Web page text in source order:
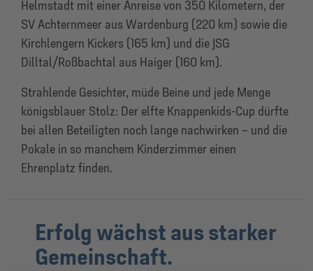
Helmstadt mit einer Anreise von 350 Kilometern, der
SV Achternmeer aus Wardenburg (220 km) sowie die
Kirchlengern Kickers (165 km) und die JSG
Dilltal/Roßbachtal aus Haiger (160 km).
Strahlende Gesichter, müde Beine und jede Menge
königsblauer Stolz: Der elfte Knappenkids-Cup dürfte
bei allen Beteiligten noch lange nachwirken – und die
Pokale in so manchem Kinderzimmer einen
Ehrenplatz finden.
Erfolg wächst aus starker
Gemeinschaft.